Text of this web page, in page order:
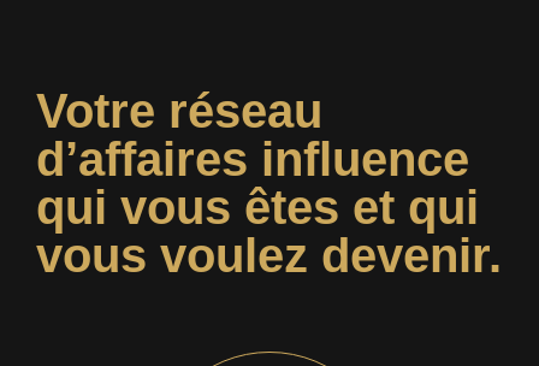
Votre réseau
d’affaires influence
qui vous êtes et qui
vous voulez devenir.